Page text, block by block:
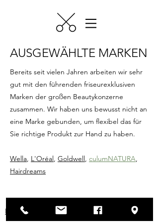
AUSGEWÄHLTE MARKEN
Bereits seit vielen Jahren arbeiten wir sehr
gut mit den führenden friseurexklusiven
Marken der großen Beautykonzerne
zusammen. Wir haben uns bewusst nicht an
eine Marke gebunden, um flexibel das für
Sie richtige Produkt zur Hand zu haben.
Wella, L'Oréal, Goldwell, culumNATURA,
Hairdreams
IMPRESSUM & DATENSCHUTZ